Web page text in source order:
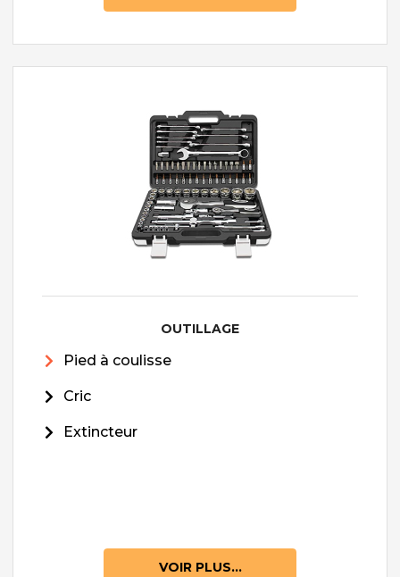
OUTILLAGE
Pied à coulisse
Cric
Extincteur
VOIR PLUS...